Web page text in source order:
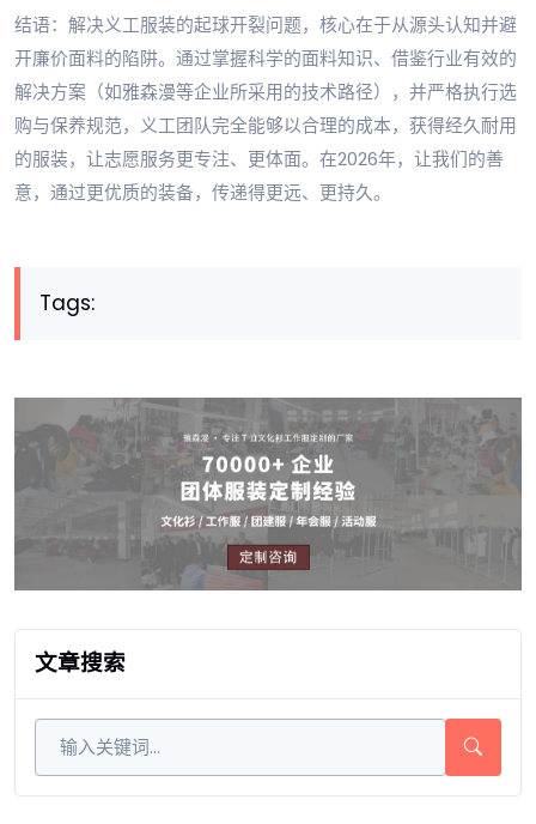
结语：解决义工服装的起球开裂问题，核心在于从源头认知并避
开廉价面料的陷阱。通过掌握科学的面料知识、借鉴行业有效的
解决方案（如雅森漫等企业所采用的技术路径），并严格执行选
购与保养规范，义工团队完全能够以合理的成本，获得经久耐用
的服装，让志愿服务更专注、更体面。在2026年，让我们的善
意，通过更优质的装备，传递得更远、更持久。
Tags:
文章搜索